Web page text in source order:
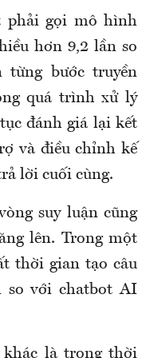
phải gọi mô hình
hơn 9,2 lần so
từng bước truyền
quá trình xử lý
đánh giá lại kết
và điều chỉnh kế
lời cuối cùng.
suy luận cũng
lên. Trong một
thời gian tạo câu
với chatbot AI
là trong thời